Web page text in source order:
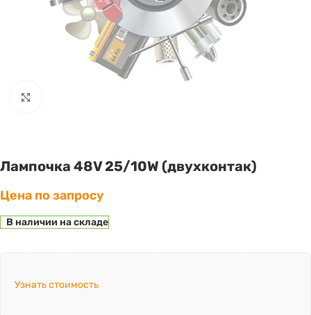
Лампочка 48V 25/10W (двухконтак)
Цена по запросу
В наличии на складе
Узнать стоимость